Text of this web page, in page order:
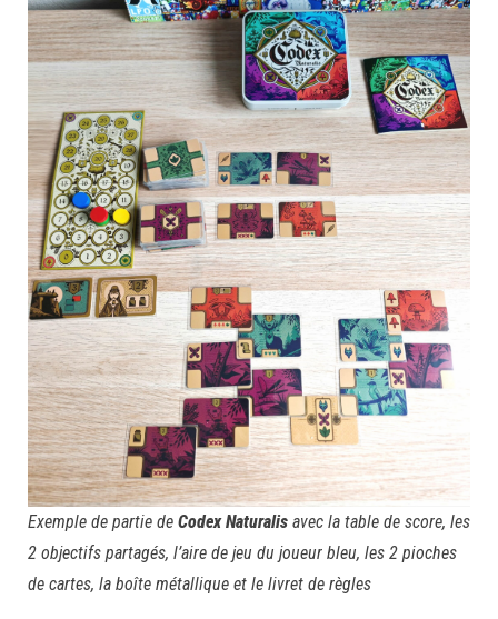
Exemple de partie de Codex Naturalis avec la table de score, les
2 objectifs partagés, l’aire de jeu du joueur bleu, les 2 pioches
de cartes, la boîte métallique et le livret de règles